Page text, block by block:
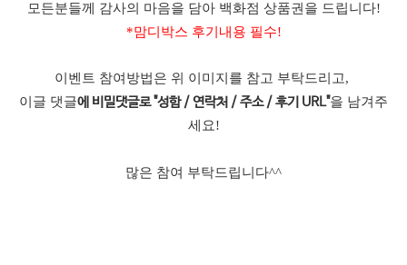
모든분들께 감사의 마음을 담아 백화점 상품권을 드립니다!
*맘디박스 후기내용 필수!
이벤트 참여방법은 위 이미지를 참고 부탁드리고,
이글 댓글에 비밀댓글로 "성함 / 연락처 / 주소 / 후기 URL"을 남겨주
세요!
많은 참여 부탁드립니다^^